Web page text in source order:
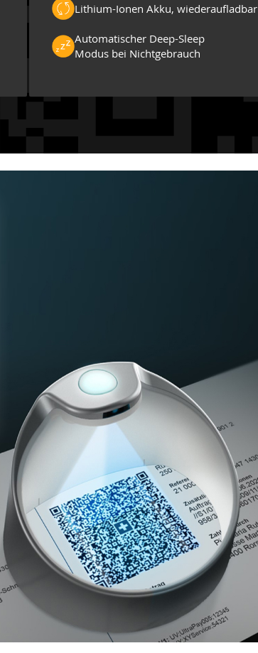
Lithium-Ionen Akku, wiederaufladbar
Automatischer Deep-Sleep
Modus bei Nichtgebrauch